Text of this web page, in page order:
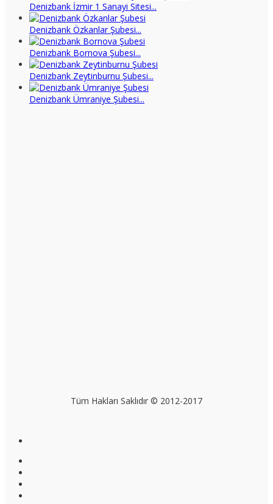
Denizbank İzmir 1 Sanayi Sitesi...
Denizbank Özkanlar Şubesi...
Denizbank Bornova Şubesi...
Denizbank Zeytinburnu Şubesi...
Denizbank Ümraniye Şubesi...
Tüm Hakları Saklıdır © 2012-2017